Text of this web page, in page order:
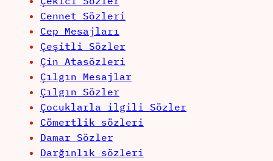
Cennet Sözleri
Cep Mesajları
Çeşitli Sözler
Çin Atasözleri
Çılgın Mesajlar
Çılgın Sözler
Çocuklarla ilgili Sözler
Cömertlik sözleri
Damar Sözler
Darğınlık sözleri